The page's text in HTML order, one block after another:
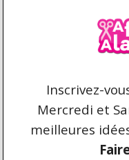
CONDITIONS